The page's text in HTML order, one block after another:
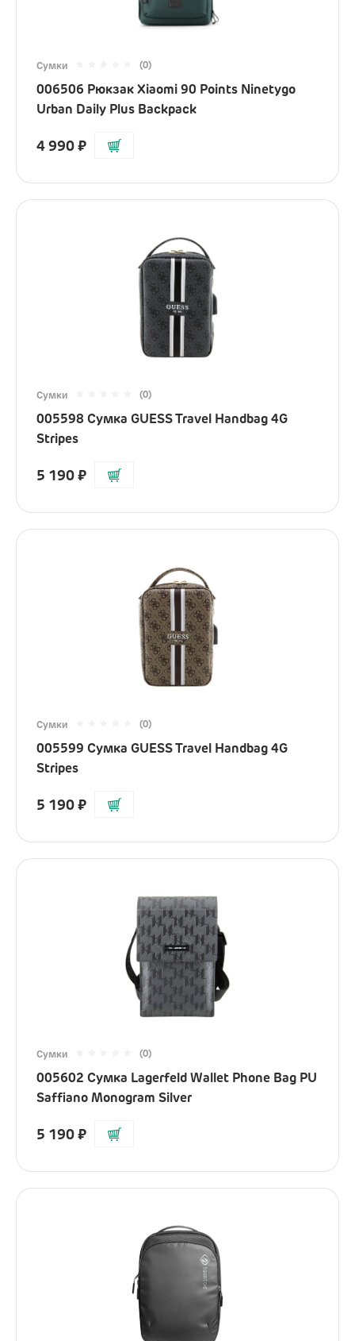
Сумки (0)
006506 Рюкзак Xiaomi 90 Points Ninetygo
Urban Daily Plus Backpack
4 990₽
Сумки (0)
005598 Сумка GUESS Travel Handbag 4G
Stripes
5 190₽
Сумки (0)
005599 Сумка GUESS Travel Handbag 4G
Stripes
5 190₽
Сумки (0)
005602 Сумка Lagerfeld Wallet Phone Bag PU
Saffiano Monogram Silver
5 190₽